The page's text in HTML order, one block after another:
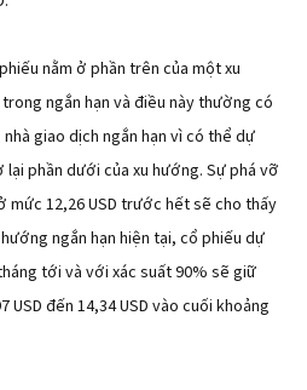
nằm ở phần trên của một xu
ngắn hạn và điều này thường có
giao dịch ngắn hạn vì có thể dự
phần dưới của xu hướng. Sự phá vỡ
mức 12,26 USD trước hết sẽ cho thấy
ngắn hạn hiện tại, cổ phiếu dự
tới và với xác suất 90% sẽ giữ
đến 14,34 USD vào cuối khoảng